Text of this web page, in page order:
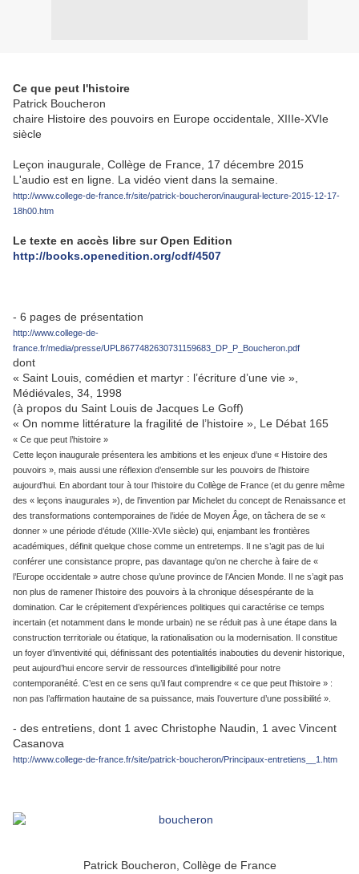
Ce que peut l'histoire
Patrick Boucheron
chaire Histoire des pouvoirs en Europe occidentale, XIIIe-XVIe
siècle
Leçon inaugurale, Collège de France, 17 décembre 2015
L'audio est en ligne. La vidéo vient dans la semaine.
http://www.college-de-france.fr/site/patrick-boucheron/inaugural-lecture-2015-12-17-
18h00.htm
Le texte en accès libre sur Open Edition
http://books.openedition.org/cdf/4507
- 6 pages de présentation
http://www.college-de-
france.fr/media/presse/UPL8677482630731159683_DP_P_Boucheron.pdf
dont
« Saint Louis, comédien et martyr : l’écriture d’une vie »,
Médiévales, 34, 1998
(à propos du Saint Louis de Jacques Le Goff)
« On nomme littérature la fragilité de l’histoire », Le Débat 165
« Ce que peut l’histoire »
Cette leçon inaugurale présentera les ambitions et les enjeux d’une « Histoire des
pouvoirs », mais aussi une réflexion d’ensemble sur les pouvoirs de l’histoire
aujourd’hui. En abordant tour à tour l’histoire du Collège de France (et du genre même
des « leçons inaugurales »), de l’invention par Michelet du concept de Renaissance et
des transformations contemporaines de l’idée de Moyen Âge, on tâchera de se «
donner » une période d’étude (XIIIe-XVIe siècle) qui, enjambant les frontières
académiques, définit quelque chose comme un entretemps. Il ne s’agit pas de lui
conférer une consistance propre, pas davantage qu’on ne cherche à faire de «
l’Europe occidentale » autre chose qu’une province de l’Ancien Monde. Il ne s’agit pas
non plus de ramener l’histoire des pouvoirs à la chronique désespérante de la
domination. Car le crépitement d’expériences politiques qui caractérise ce temps
incertain (et notamment dans le monde urbain) ne se réduit pas à une étape dans la
construction territoriale ou étatique, la rationalisation ou la modernisation. Il constitue
un foyer d’inventivité qui, définissant des potentialités inabouties du devenir historique,
peut aujourd’hui encore servir de ressources d’intelligibilité pour notre
contemporanéité. C’est en ce sens qu’il faut comprendre « ce que peut l’histoire » :
non pas l’affirmation hautaine de sa puissance, mais l’ouverture d’une possibilité ».
- des entretiens, dont 1 avec Christophe Naudin, 1 avec Vincent
Casanova
http://www.college-de-france.fr/site/patrick-boucheron/Principaux-entretiens__1.htm
Patrick Boucheron, Collège de France